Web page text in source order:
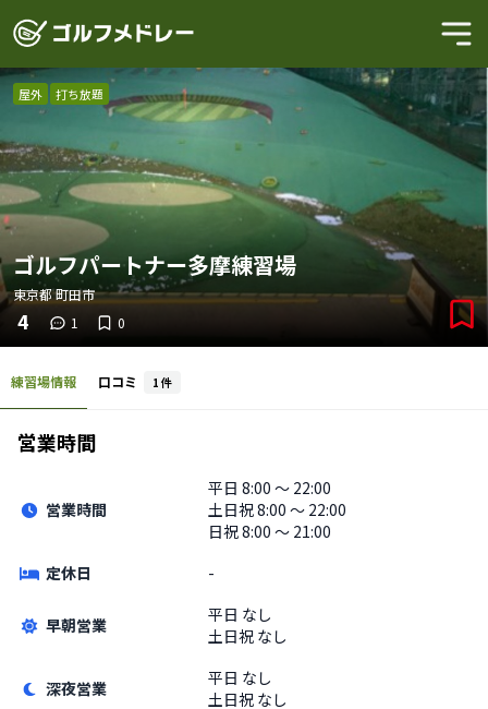
屋外 打ち放題
ゴルフパートナー多摩練習場
東京都町田市
4 1 0
練習場情報 口コミ 1 件
営業時間
営業時間
平日 8:00 〜 22:00
土日祝8:00 〜 22:00
日祝 8:00 〜 21:00
定休日
-
早朝営業 平日 なし
土日祝 なし
深夜営業 平日 なし
土日祝 なし